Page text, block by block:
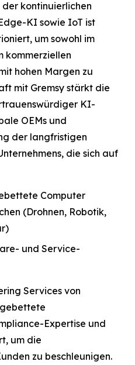
kontinuierlichen
KI sowie IoT ist
um sowohl im
kommerziellen
hohen Margen zu
mit Gremsy stärkt die
KI-
OEMs und
der langfristigen
die sich auf
Computer
(Drohnen, Robotik,
und Service-
Services von
Expertise und
um die
zu beschleunigen.